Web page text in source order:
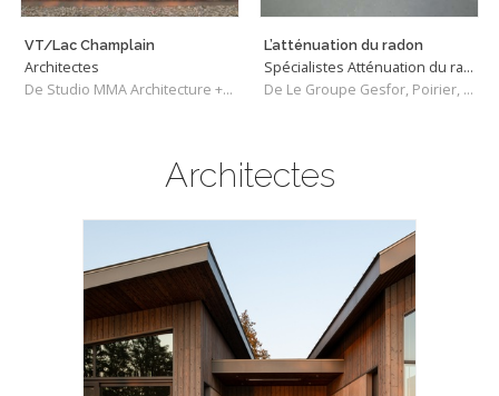
VT/Lac Champlain
Architectes
De Studio MMA Architecture + Design
L’atténuation du radon
Spécialistes Atténuation du radon
De Le Groupe Gesfor, Poirier, Pinchin Inc
Architectes